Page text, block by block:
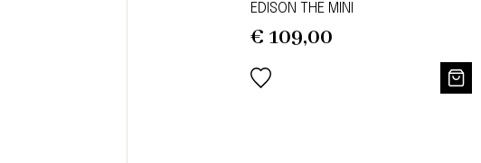
EDISON THE MINI
€ 109,00